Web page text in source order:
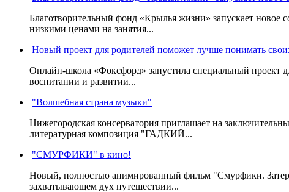
Благотворительный фонд «Крылья жизни» запускает новое
низкими ценами на занятия...
Новый проект для родителей поможет лучше понимать
Онлайн-школа «Фоксфорд» запустила специальный проект
воспитании и развитии...
"Волшебная страна музыки"
Нижегородская консерватория приглашает на
литературная композиция "ГАДКИЙ...
"СМУРФИКИ" в кино!
Новый, полностью анимированный фильм "Смурфики.
захватывающем дух путешествии...